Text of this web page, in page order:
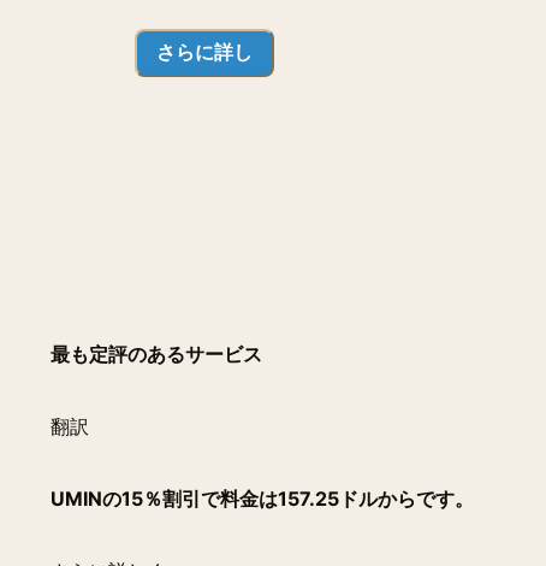
さらに詳し
最も定評のあるサービス
翻訳
UMINの15％割引で料金は157.25ドルからです。